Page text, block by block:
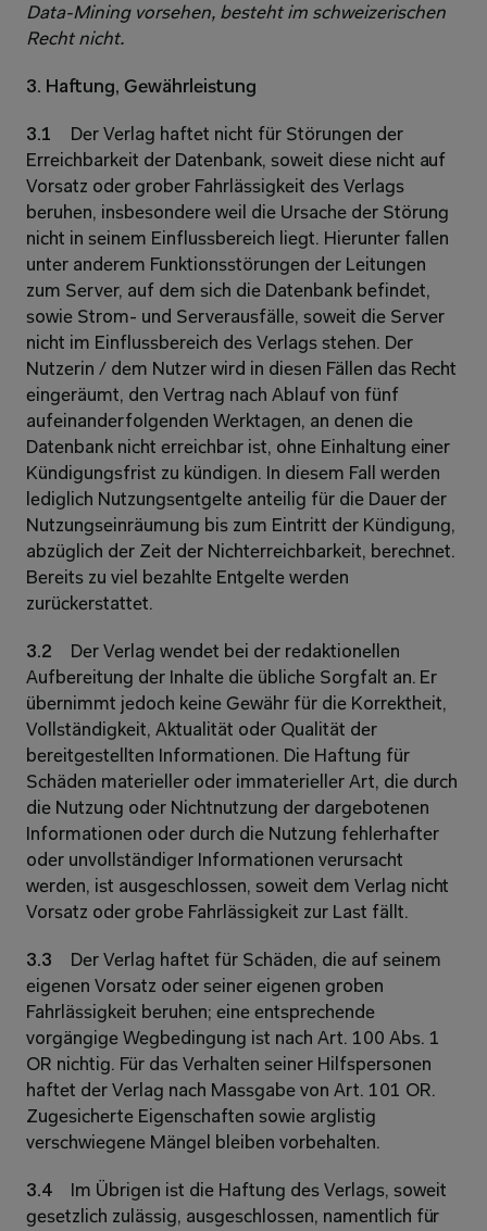
Data-Mining vorsehen, besteht im schweizerischen
Recht nicht.
3. Haftung, Gewährleistung
3.1
Der Verlag haftet nicht für Störungen der
Erreichbarkeit der Datenbank, soweit diese nicht auf
Vorsatz oder grober Fahrlässigkeit des Verlags
beruhen, insbesondere weil die Ursache der Störung
nicht in seinem Einflussbereich liegt. Hierunter fallen
unter anderem Funktionsstörungen der Leitungen
zum Server, auf dem sich die Datenbank befindet,
sowie Strom- und Serverausfälle, soweit die Server
nicht im Einflussbereich des Verlags stehen. Der
Nutzerin / dem Nutzer wird in diesen Fällen das Recht
eingeräumt, den Vertrag nach Ablauf von fünf
aufeinanderfolgenden Werktagen, an denen die
Datenbank nicht erreichbar ist, ohne Einhaltung einer
Kündigungsfrist zu kündigen. In diesem Fall werden
lediglich Nutzungsentgelte anteilig für die Dauer der
Nutzungseinräumung bis zum Eintritt der Kündigung,
abzüglich der Zeit der Nichterreichbarkeit, berechnet.
Bereits zu viel bezahlte Entgelte werden
zurückerstattet.
3.2
Der Verlag wendet bei der redaktionellen
Aufbereitung der Inhalte die übliche Sorgfalt an. Er
übernimmt jedoch keine Gewähr für die Korrektheit,
Vollständigkeit, Aktualität oder Qualität der
bereitgestellten Informationen. Die Haftung für
Schäden materieller oder immaterieller Art, die durch
die Nutzung oder Nichtnutzung der dargebotenen
Informationen oder durch die Nutzung fehlerhafter
oder unvollständiger Informationen verursacht
werden, ist ausgeschlossen, soweit dem Verlag nicht
Vorsatz oder grobe Fahrlässigkeit zur Last fällt.
3.3
Der Verlag haftet für Schäden, die auf seinem
eigenen Vorsatz oder seiner eigenen groben
Fahrlässigkeit beruhen; eine entsprechende
vorgängige Wegbedingung ist nach Art. 100 Abs. 1
OR nichtig. Für das Verhalten seiner Hilfspersonen
haftet der Verlag nach Massgabe von Art. 101 OR.
Zugesicherte Eigenschaften sowie arglistig
verschwiegene Mängel bleiben vorbehalten.
3.4
Im Übrigen ist die Haftung des Verlags, soweit
gesetzlich zulässig, ausgeschlossen, namentlich für